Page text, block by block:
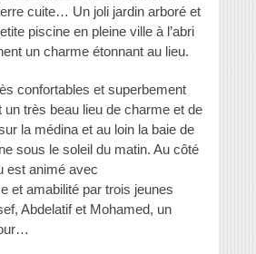
cuite… Un joli jardin arboré et
piscine en pleine ville à l’abri
un charme étonnant au lieu.
confortables et superbement
un très beau lieu de charme et de
la médina et au loin la baie de
sous le soleil du matin. Au côté
est animé avec
et amabilité par trois jeunes
Abdelatif et Mohamed, un